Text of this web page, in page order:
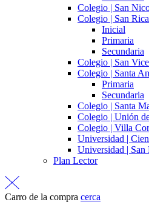
Colegio | San
Colegio | San
Inicial
Primaria
Secundaria
Colegio | San
Colegio | Santa
Primaria
Secundaria
Colegio | Santa
Colegio | Unión
Colegio | Villa
Universidad |
Universidad | San
Plan Lector
Carro de la compra cerca